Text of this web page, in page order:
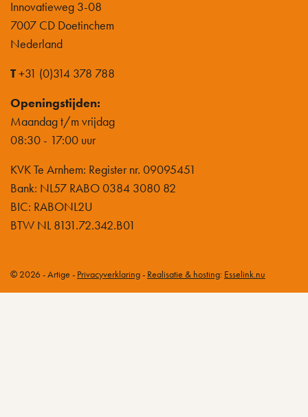
Innovatieweg 3-08
7007 CD Doetinchem
Nederland
T+31 (0)314 378 788
Openingstijden:
Maandag t/m vrijdag
08:30 - 17:00 uur
KVK Te Arnhem: Register nr. 09095451
Bank: NL57 RABO 0384 3080 82
BIC: RABONL2U
BTW NL 8131.72.342.B01
© 2026 - Artige - Privacyverklaring- Realisatie & hosting: Esselink.nu